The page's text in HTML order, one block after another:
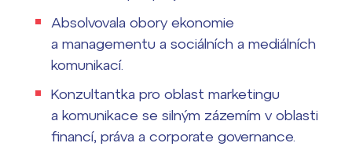
Press kit ›
nanečisto
Výsledky 1. kola přijímacího řízení
2026/2027
Maturitní zkoušky
vyhledávání
Bakaláři
Absolvovala obory ekonomie
a managementu a sociálních a mediálních
komunikací.
Konzultantka pro oblast marketingu
a komunikace se silným zázemím v oblasti
financí, práva a corporate governance.